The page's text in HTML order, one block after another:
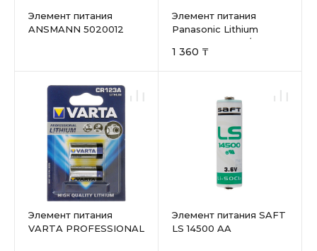
Элемент питания
ANSMANN 5020012
Элемент питания
Panasonic Lithium
Power CR123AL/1BP
123A BL1
1 360 ₸
Элемент питания
VARTA PROFESSIONAL
Элемент питания SAFT
LS 14500 AA